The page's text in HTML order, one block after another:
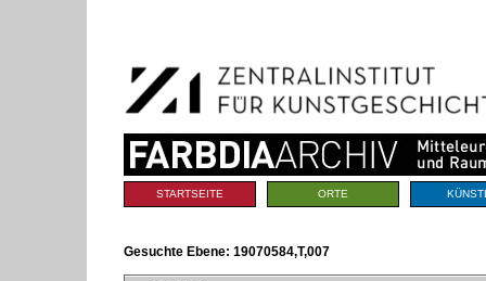
Navigation
Sektionen
STARTSEITE ORTE
Gesuchte Ebene: 19070584,T,007